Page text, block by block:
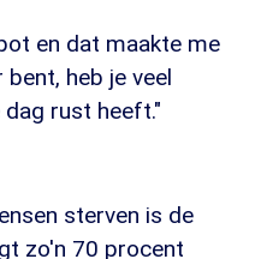
en dat maakte me
heb je veel
rust heeft."
sterven is de
zo'n 70 procent